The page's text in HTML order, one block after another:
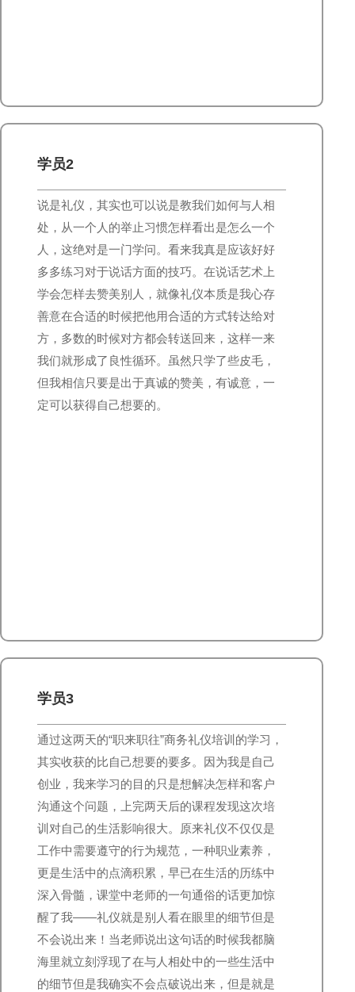
学员2
说是礼仪，其实也可以说是教我们如何与人相
处，从一个人的举止习惯怎样看出是怎么一个
人，这绝对是一门学问。看来我真是应该好好
多多练习对于说话方面的技巧。在说话艺术上
学会怎样去赞美别人，就像礼仪本质是我心存
善意在合适的时候把他用合适的方式转达给对
方，多数的时候对方都会转送回来，这样一来
我们就形成了良性循环。虽然只学了些皮毛，
但我相信只要是出于真诚的赞美，有诚意，一
定可以获得自己想要的。
学员3
通过这两天的“职来职往”商务礼仪培训的学习，
其实收获的比自己想要的要多。因为我是自己
创业，我来学习的目的只是想解决怎样和客户
沟通这个问题，上完两天后的课程发现这次培
训对自己的生活影响很大。原来礼仪不仅仅是
工作中需要遵守的行为规范，一种职业素养，
更是生活中的点滴积累，早已在生活的历练中
深入骨髓，课堂中老师的一句通俗的话更加惊
醒了我——礼仪就是别人看在眼里的细节但是
不会说出来！当老师说出这句话的时候我都脑
海里就立刻浮现了在与人相处中的一些生活中
的细节但是我确实不会点破说出来，但是就是